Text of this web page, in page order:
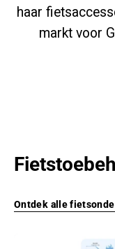
haar
markt voor
Ontdek alle
GRUNDIG